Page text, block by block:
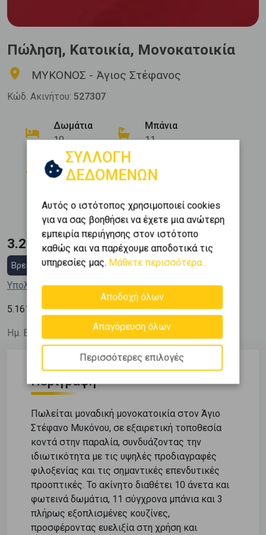
Πώληση, Κατοικία, Μονοκατοικία
ΜΥΚΟΝΟΣ - Άγιος Στέφανος
Κώδ. Ακινήτου: 527307
Δωμάτια
10
Μπάνια
11
Όροφος
0 (Ισόγειο)
5
620 m2
2008
3.200.000 €
Βρες στεγαστικό δάνειο
Υπολόγισε τη δόση μου
5.161 € / m
Ημ. Ενημέρωσης: 29/07/26
Περιγραφή
Πωλείται μοναδική μονοκατοικία στον Άγιο
Στέφανο Μυκόνου, σε εξαιρετική τοποθεσία
κοντά στην παραλία, συνδυάζοντας την
ιδιωτικότητα με τις υψηλές προδιαγραφές
φιλοξενίας και τις σημαντικές επενδυτικές
προοπτικές. Το ακίνητο διαθέτει 10 άνετα και
φωτεινά δωμάτια, 11 σύγχρονα μπάνια και 3
πλήρως εξοπλισμένες κουζίνες,
προσφέροντας ευελιξία στη χρήση και
ΣΥΛΛΟΓΗ
ΔΕΔΟΜΕΝΩΝ
Αυτός ο ιστότοπος χρησιμοποιεί cookies
για να σας βοηθήσει να έχετε μια ανώτερη
εμπειρία περιήγησης στον ιστότοπο
καθώς και να παρέχουμε αποδοτικά τις
υπηρεσίες μας. Μάθετε περισσότερα...
Αποδοχή όλων
Απαγόρευση όλων
Περισσότερες επιλογές